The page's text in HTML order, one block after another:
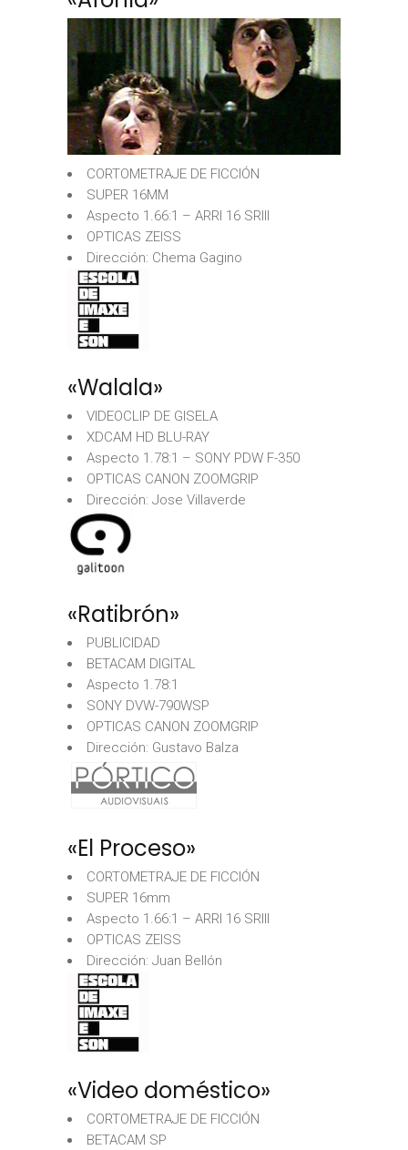
CORTOMETRAJE DE FICCIÓN
SUPER 16MM
Aspecto 1.66:1 – ARRI 16 SRIII
OPTICAS ZEISS
Dirección: Chema Gagino
«Walala»
VIDEOCLIP DE GISELA
XDCAM HD BLU-RAY
Aspecto 1.78:1 – SONY PDW F-350
OPTICAS CANON ZOOMGRIP
Dirección: Jose Villaverde
«Ratibrón»
PUBLICIDAD
BETACAM DIGITAL
Aspecto 1.78:1
SONY DVW-790WSP
OPTICAS CANON ZOOMGRIP
Dirección: Gustavo Balza
«El Proceso»
CORTOMETRAJE DE FICCIÓN
SUPER 16mm
Aspecto 1.66:1 – ARRI 16 SRIII
OPTICAS ZEISS
Dirección: Juan Bellón
«Video doméstico»
CORTOMETRAJE DE FICCIÓN
BETACAM SP